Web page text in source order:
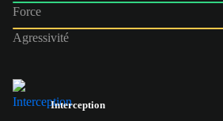
Force
Agressivité
Interception